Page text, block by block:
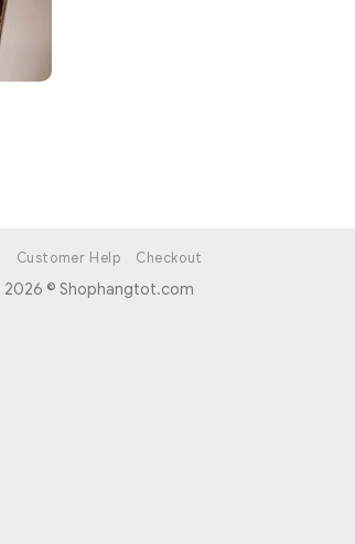
Customer Help Checkout
2026 © Shophangtot.com